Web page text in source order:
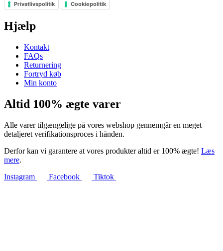
Privatlivspolitik Cookiepolitik
Hjælp
Kontakt
FAQs
Returnering
Fortryd køb
Min konto
Altid 100% ægte varer
Alle varer tilgængelige på vores webshop gennemgår en meget
detaljeret verifikationsproces i hånden.
Derfor kan vi garantere at vores produkter altid er 100% ægte! Læs
mere.
Instagram
Facebook Tiktok